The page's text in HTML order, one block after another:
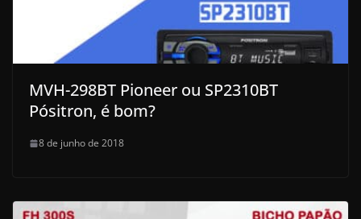
MVH-298BT Pioneer ou SP2310BT
Pósitron, é bom?
8 de junho de 2018